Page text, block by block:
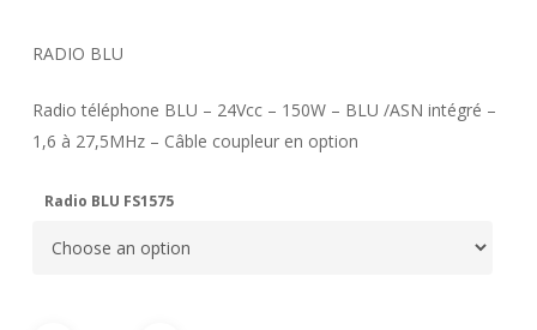
RADIO BLU
Radio téléphone BLU – 24Vcc – 150W – BLU /ASN intégré –
1,6 à 27,5MHz – Câble coupleur en option
Radio BLU FS1575